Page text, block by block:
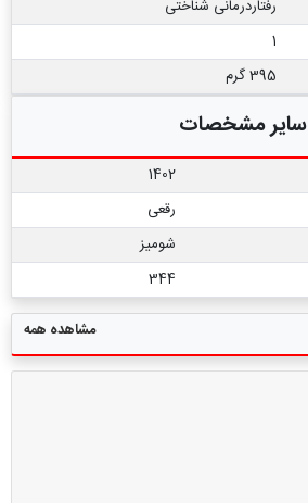
رفتاردرمانی شناختی
1
395 گرم
سایر مشخصات
1402
رقعی
شومیز
344
مشاهده همه